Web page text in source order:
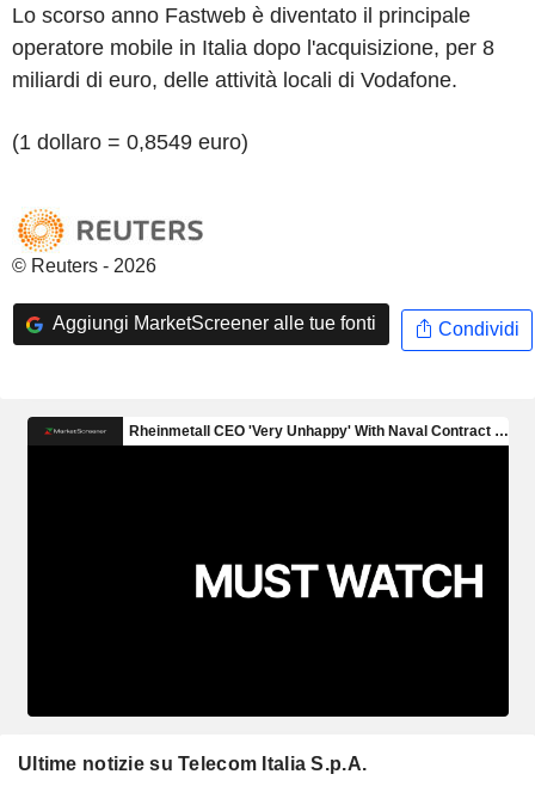
Lo scorso anno Fastweb è diventato il principale
operatore mobile in Italia dopo l'acquisizione, per 8
miliardi di euro, delle attività locali di Vodafone.
(1 dollaro = 0,8549 euro)
© Reuters - 2026
Aggiungi MarketScreener alle tue fonti Condividi
Ultime notizie su Telecom Italia S.p.A.